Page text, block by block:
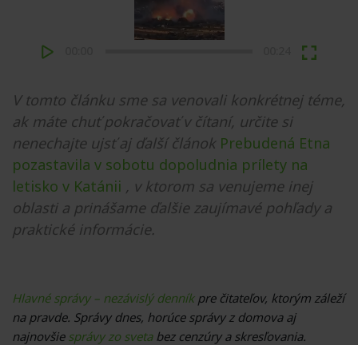
V tomto článku sme sa venovali konkrétnej téme,
ak máte chuť pokračovať v čítaní, určite si
nenechajte ujsť aj ďalší článok Prebudená Etna
pozastavila v sobotu dopoludnia prílety na
letisko v Katánii , v ktorom sa venujeme inej
oblasti a prinášame ďalšie zaujímavé pohľady a
praktické informácie.
Hlavné správy – nezávislý denníkpre čitateľov, ktorým záleží
na pravde. Správy dnes, horúce správy z domova aj
najnovšie správy zo svetabez cenzúry a skresľovania.